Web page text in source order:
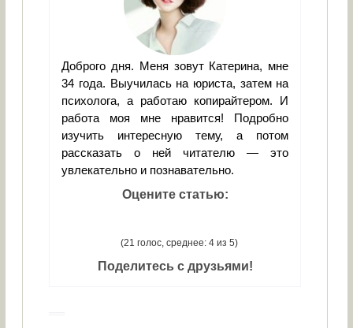
Доброго дня. Меня зовут Катерина, мне
34 года. Выучилась на юриста, затем на
психолога, а работаю копирайтером. И
работа моя мне нравится! Подробно
изучить интересную тему, а потом
рассказать о ней читателю — это
увлекательно и познавательно.
Оцените статью:
(21 голос, среднее: 4 из 5)
Поделитесь с друзьями!